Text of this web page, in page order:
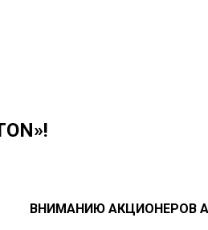
ВНИМАНИЮ АКЦИОНЕРОВ